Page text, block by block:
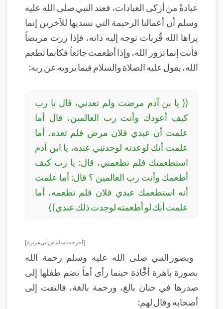
عبادةً من أزكى العبادات، فعند النبي صلى الله عليه
وسلم أن أعمالنا الرحيمة التي نسديها للآخرين إنما
يراها الله قُربات توجه إليه ذاته، فإذا زرت مريضاً
فأنت إنما تزور الله، وإذا أطعمت جائعاً فكأنما تطعم
الله، يقول عليه الصلاة والسلام فيما يرويه عن ربه:
(( يا بن آدم مرضت ولم تعدني، قال يا رب
كيف أعودك وأنت رب العالمين، قال أما
علمت أن عبدي فلان مرض فلم تعده، أما
علمت أنك لوعدته لوجدتني عنده، يا ابن آدم
استطعمتك فلم تطعمني، قال: يا رب كيف
أطعمك وأنت رب العالمين ؟ قال: أما علمت
أنه استطعمك عبدي فلان فلم تطعمه، أما
علمت أنك لو أطعمته لوجدت ذلك عندي))
[ أخرجه مسلم عن أبي هريرة]
ويصور النبي صلى الله عليه وسلم رحمة الله
بصورة باهرة أخَّاذة حينما رأى أماً تضم طفلها إلى
صدرها في حنان بالغ، ورحمة بالغة، فالتفت إلى
أصحابه وقال لهم: